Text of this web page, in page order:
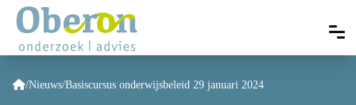
/Nieuws/Basiscursus onderwijsbeleid 29 januari 2024